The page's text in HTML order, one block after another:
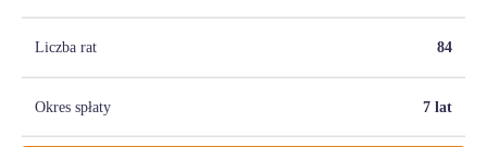
Liczba rat 84
Okres spłaty 7 lat